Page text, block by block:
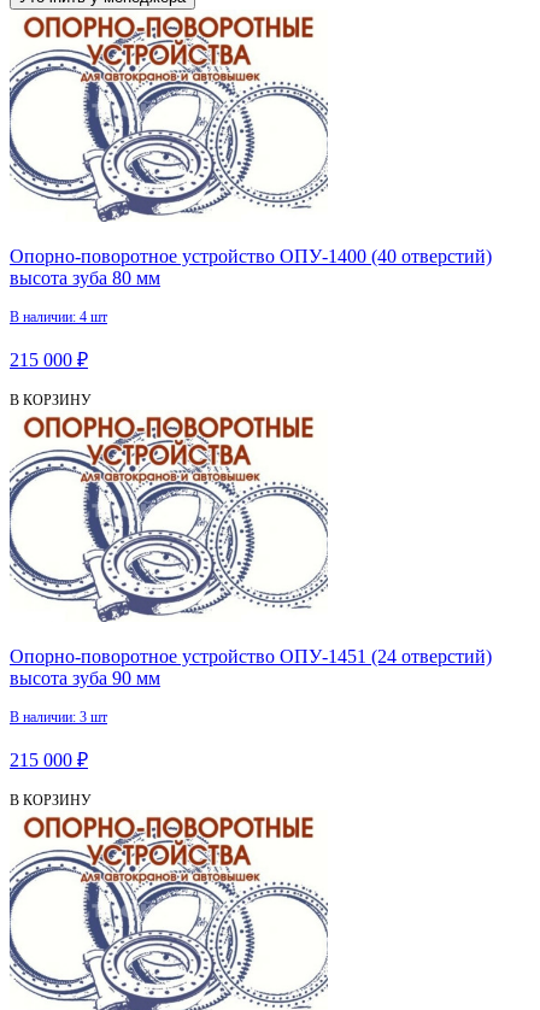
Опорно-поворотное устройство ОПУ-1400 (40 отверстий)
высота зуба 80 мм
В наличии: 4 шт
215 000 ₽
В КОРЗИНУ
Опорно-поворотное устройство ОПУ-1451 (24 отверстий)
высота зуба 90 мм
В наличии: 3 шт
215 000 ₽
В КОРЗИНУ